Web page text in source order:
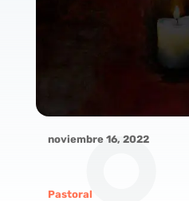
noviembre 16, 2022
Pastoral